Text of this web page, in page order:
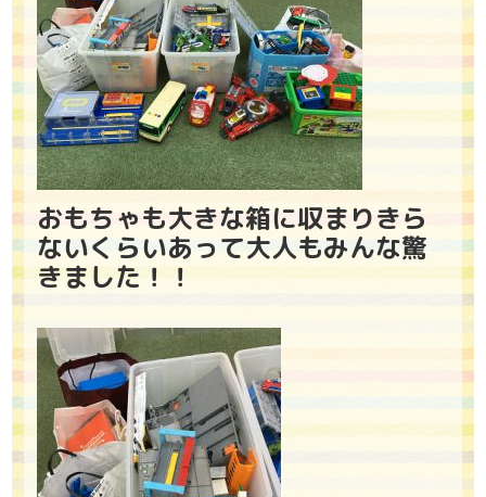
おもちゃも大きな箱に収まりきら
ないくらいあって大人もみんな驚
きました！！